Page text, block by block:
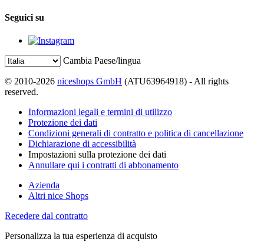
Seguici su
Cambia Paese/lingua
© 2010-2026 niceshops GmbH (ATU63964918) - All rights
reserved.
Informazioni legali e termini di utilizzo
Protezione dei dati
Condizioni generali di contratto e politica di cancellazione
Dichiarazione di accessibilità
Impostazioni sulla protezione dei dati
Annullare qui i contratti di abbonamento
Azienda
Altri nice Shops
Recedere dal contratto
Personalizza la tua esperienza di acquisto